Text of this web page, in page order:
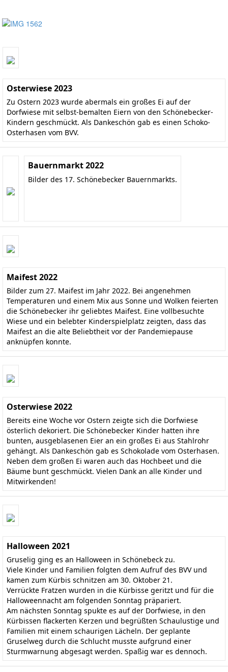
Osterwiese 2023
Zu Ostern 2023 wurde abermals ein großes Ei auf der
Dorfwiese mit selbst-bemalten Eiern von den Schönebecker-
Kindern geschmückt. Als Dankeschön gab es einen Schoko-
Osterhasen vom BVV.
Bauernmarkt 2022
Bilder des 17. Schönebecker Bauernmarkts.
Maifest 2022
Bilder zum 27. Maifest im Jahr 2022. Bei angenehmen
Temperaturen und einem Mix aus Sonne und Wolken feierten
die Schönebecker ihr geliebtes Maifest. Eine vollbesuchte
Wiese und ein belebter Kinderspielplatz zeigten, dass das
Maifest an die alte Beliebtheit vor der Pandemiepause
anknüpfen konnte.
Osterwiese 2022
Bereits eine Woche vor Ostern zeigte sich die Dorfwiese
österlich dekoriert. Die Schönebecker Kinder hatten ihre
bunten, ausgeblasenen Eier an ein großes Ei aus Stahlrohr
gehängt. Als Dankeschön gab es Schokolade vom Osterhasen.
Neben dem großen Ei waren auch das Hochbeet und die
Bäume bunt geschmückt. Vielen Dank an alle Kinder und
Mitwirkenden!
Halloween 2021
Gruselig ging es an Halloween in Schönebeck zu.
Viele Kinder und Familien folgten dem Aufruf des BVV und
kamen zum Kürbis schnitzen am 30. Oktober 21.
Verrückte Fratzen wurden in die Kürbisse geritzt und für die
Halloweennacht am folgenden Sonntag präpariert.
Am nächsten Sonntag spukte es auf der Dorfwiese, in den
Kürbissen flackerten Kerzen und begrüßten Schaulustige und
Familien mit einem schaurigen Lächeln. Der geplante
Gruselweg durch die Schlucht musste aufgrund einer
Sturmwarnung abgesagt werden. Spaßig war es dennoch.